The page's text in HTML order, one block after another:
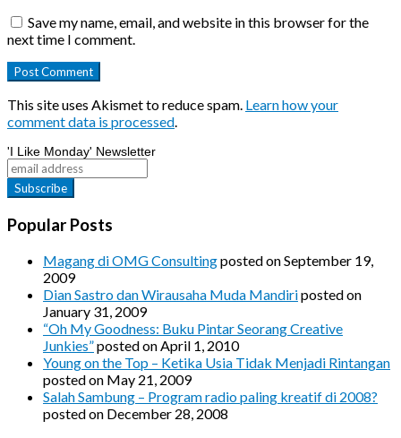
Save my name, email, and website in this browser for the
next time I comment.
This site uses Akismet to reduce spam. Learn how your
comment data is processed.
'I Like Monday' Newsletter
Popular Posts
Magang di OMG Consultingposted on September 19,
2009
Dian Sastro dan Wirausaha Muda Mandiriposted on
January 31, 2009
“Oh My Goodness: Buku Pintar Seorang Creative
Junkies”posted on April 1, 2010
Young on the Top – Ketika Usia Tidak Menjadi Rintangan
posted on May 21, 2009
Salah Sambung – Program radio paling kreatif di 2008?
posted on December 28, 2008